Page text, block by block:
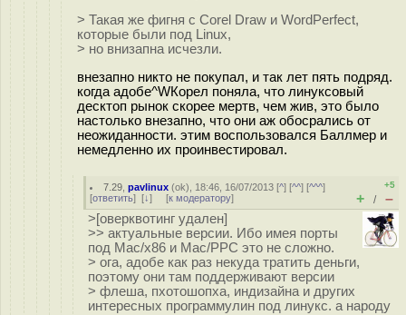
> Такая же фигня с Corel Draw и WordPerfect,
которые были под Linux,
> но внизапна исчезли.
внезапно никто не покупал, и так лет пять подряд.
когда адобе^WКорел поняла, что линуксовый
десктоп рынок скорее мертв, чем жив, это было
настолько внезапно, что они аж обосрались от
неожиданности. этим воспользовался Баллмер и
немедленно их проинвестировал.
7.29 ,pavlinux (ok), 18:46, 16/07/2013 [^] [^^] [^^^]
[ответить] [↓] [к модератору]
+5
+ / –
>[оверквотинг удален]
>> актуальные версии. Ибо имея порты
под Mac/x86 и Mac/PPC это не сложно.
> ога, адобе как раз некуда тратить деньги,
поэтому они там поддерживают версии
> флеша, пхотошопха, индизайна и других
интересных программулин под линукс. а народу